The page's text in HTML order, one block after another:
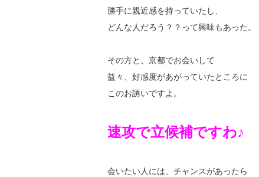
勝手に親近感を持っていたし、
どんな人だろう？？って興味もあった。
その方と、京都でお会いして
益々、好感度があがっていたところに
このお誘いですよ。
速攻で立候補ですわ♪
会いたい人には、チャンスがあったら